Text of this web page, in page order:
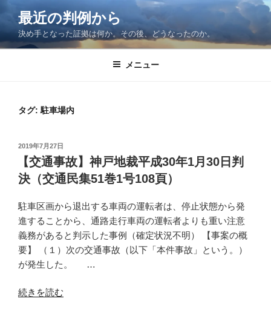
コ
テ
ン
最近の判例から
決め手となった証拠は何か。その後、どうなったのか。
メニュー
タグ: 駐車場内
投
日:
2019年7月27日
【交通事故】神戸地裁平成30年1月30日判
決（交通民集51巻1号108頁）
駐車区画から退出する車両の運転者は、停止状態から発
進することから、通路走行車両の運転者よりも重い注意
義務があると判示した事例（確定状況不明） 【事案の概
要】 （１）次の交通事故（以下「本件事故」という。）
が発生した。 …
“【交
続きを読む